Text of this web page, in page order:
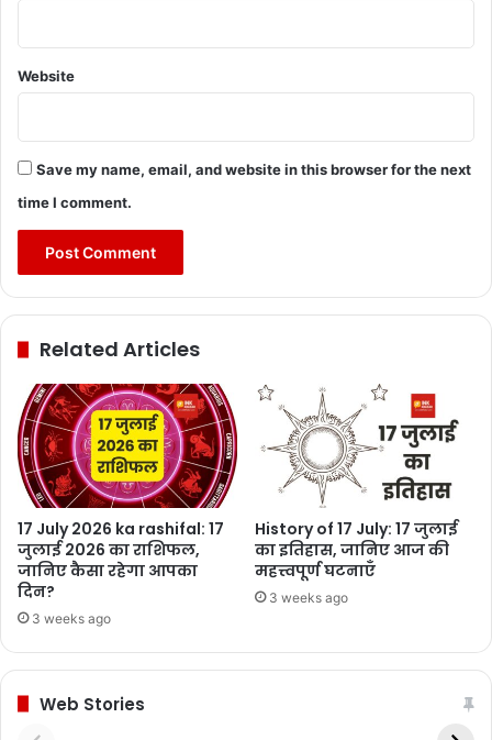
Website
Save my name, email, and website in this browser for the next
time I comment.
Related Articles
17 July 2026 ka rashifal: 17
जुलाई 2026 का राशिफल,
जानिए कैसा रहेगा आपका
दिन?
3 weeks ago
History of 17 July: 17 जुलाई
का इतिहास, जानिए आज की
महत्त्वपूर्ण घटनाएँ
3 weeks ago
Web Stories